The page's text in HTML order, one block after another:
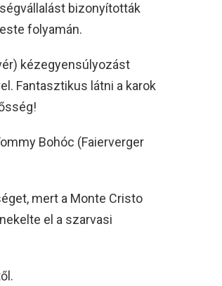
bizonyították
folyamán.
kézegyensúlyozást
Fantasztikus látni a karok
Bohóc (Faierverger
mert a Monte Cristo
el a szarvasi